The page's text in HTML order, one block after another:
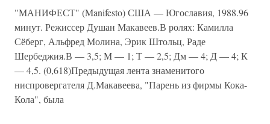
"МАНИФЕСТ" (Manifesto) США — Югославия, 1988.96
минут. Режиссер Душан Макавеев.В ролях: Камилла
Сёберг, Альфред Молина, Эрик Штольц, Раде
Шербеджия.В — 3,5; М — 1; Т — 2,5; Дм — 4; Д — 4; К
— 4,5. (0,618)Предыдущая лента знаменитого
ниспровергателя Д.Макавеева, "Парень из фирмы Кока-
Кола", была